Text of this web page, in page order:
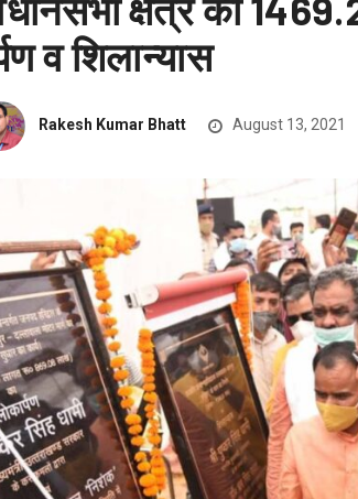
व शिलान्यास
Rakesh Kumar Bhatt August 13, 2021